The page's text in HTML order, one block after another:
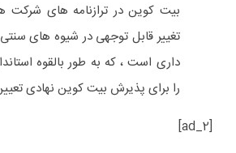
بیت کوین در ترازنامه های شرکت
تغییر قابل توجهی در شیوه های
داری است ، که به طور بالقوه
را برای پذیرش بیت کوین نهادی
[ad_2]